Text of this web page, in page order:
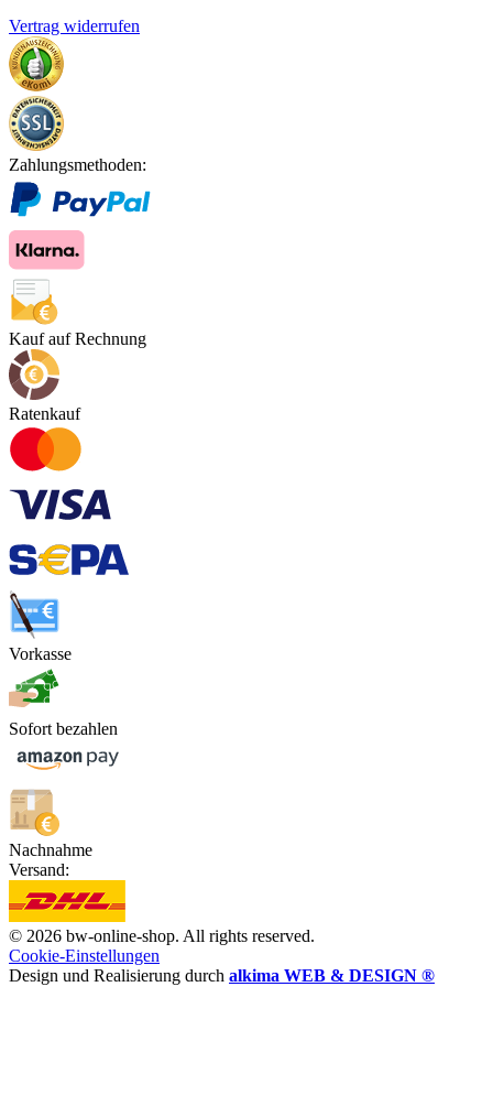
Vertrag widerrufen
Zahlungsmethoden:
Kauf auf Rechnung
Ratenkauf
Vorkasse
Sofort bezahlen
Nachnahme
Versand:
© 2026 bw-online-shop. All rights reserved.
Cookie-Einstellungen
Design und Realisierung durch alkima WEB & DESIGN ®